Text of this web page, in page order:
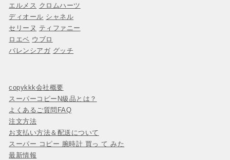
エルメス クロムハーツ
ディオール シャネル
セリーヌ ティファニー
ロエベ ウブロ
バレンシアガ グッチ
copykkk会社概要
スーパーコピーN級品とは？
よくあるご質問FAQ
注文方法
お支払い方法＆配送について
スーパー コピー 腕時計 買っ て みた
最新情報